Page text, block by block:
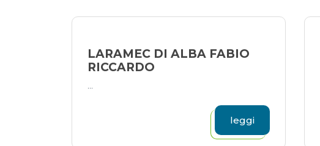
LARAMEC DI ALBA FABIO
RICCARDO
...
leggi